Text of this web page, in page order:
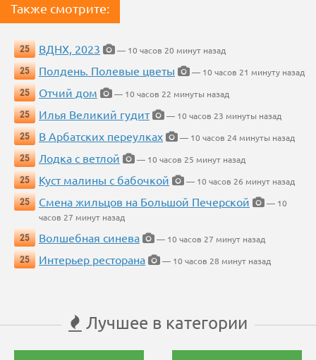
Также смотрите:
25 ВДНХ, 2023
— 10 часов 20 минут назад
25
Полдень. Полевые цветы
— 10 часов 21 минуту назад
25
Отчий дом
— 10 часов 22 минуты назад
25
Илья Великий гудит
— 10 часов 23 минуты назад
25
В Арбатских переулках
— 10 часов 24 минуты назад
25
Лодка с ветлой
— 10 часов 25 минут назад
25
Куст малины с бабочкой
— 10 часов 26 минут назад
25
Смена жильцов на Большой Печерской
— 10
часов 27 минут назад
25
Волшебная синева
— 10 часов 27 минут назад
25
Интерьер ресторана — 10 часов 28 минут назад
Лучшее в категории